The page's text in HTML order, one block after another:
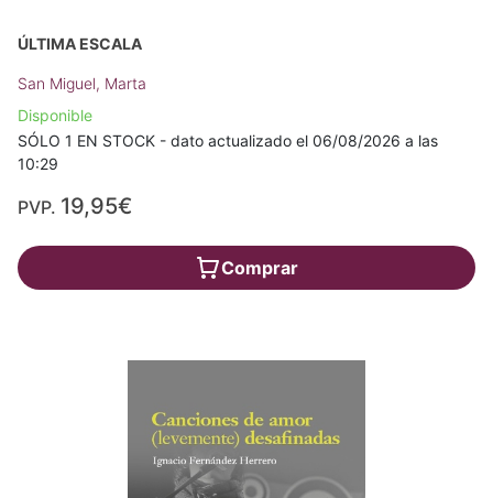
ÚLTIMA ESCALA
San Miguel, Marta
Disponible
SÓLO 1 EN STOCK - dato actualizado el 06/08/2026 a las
10:29
PVP. 19,95€
Comprar